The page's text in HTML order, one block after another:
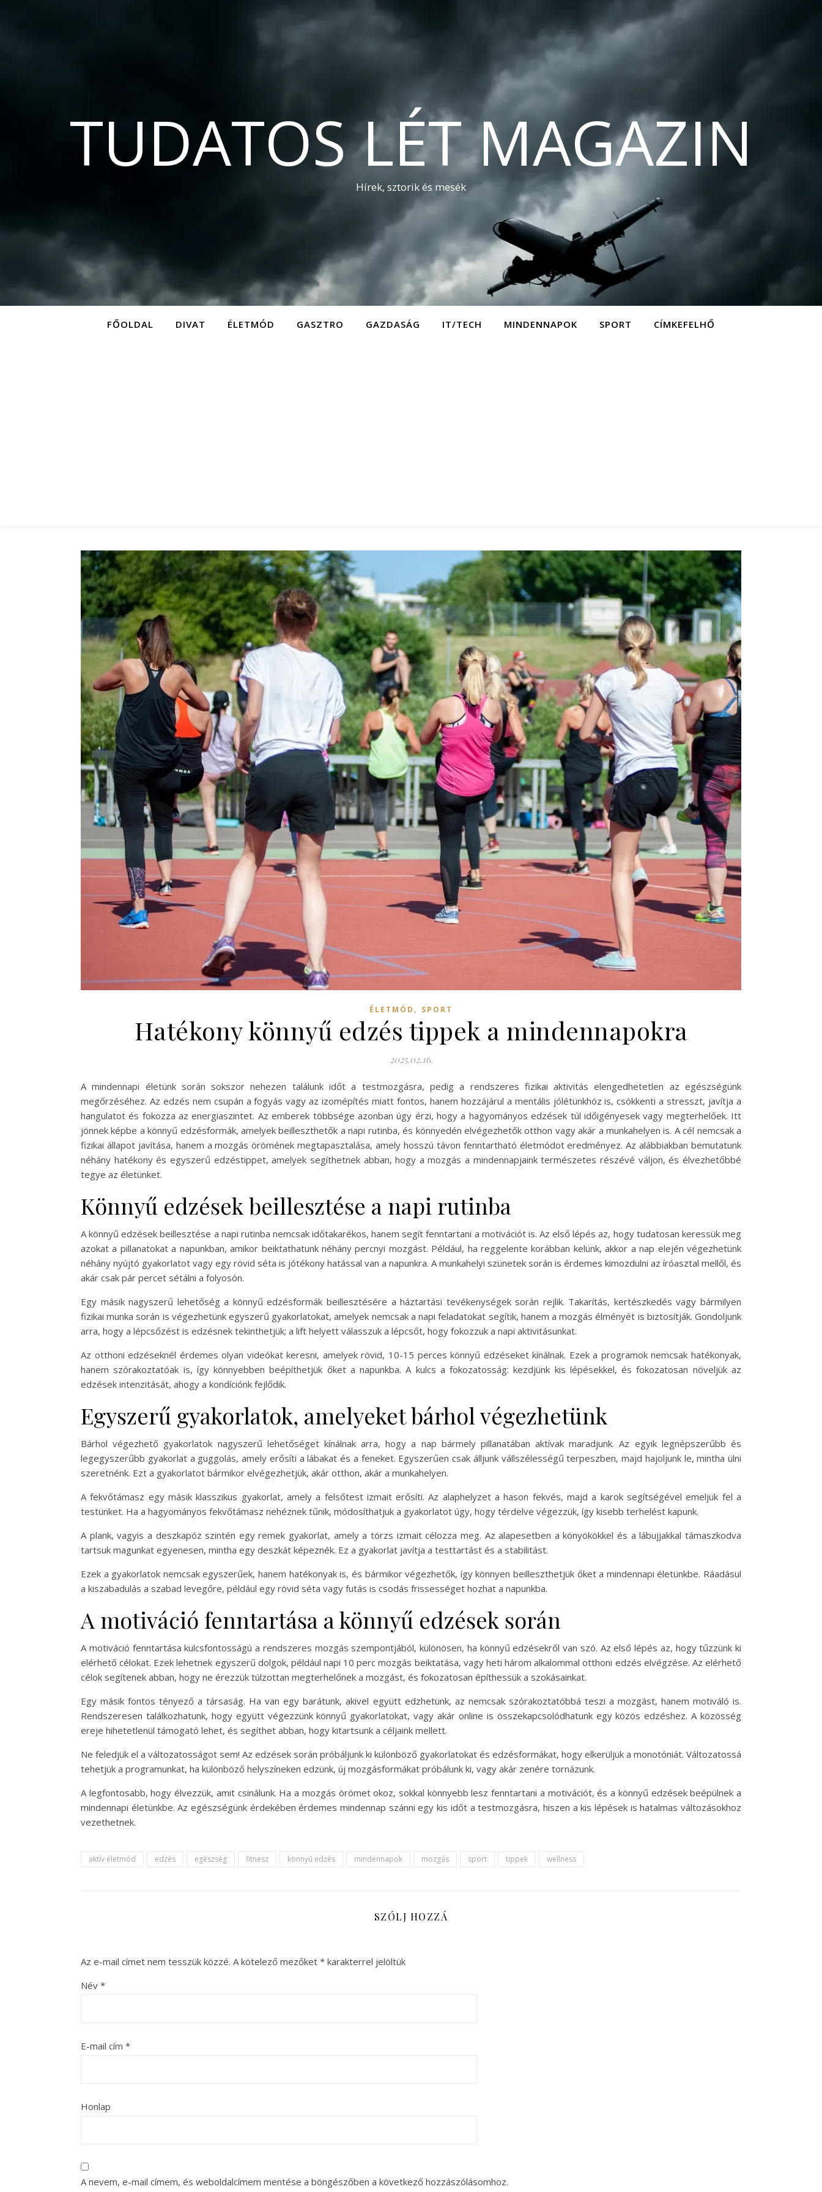
TUDATOS LÉT MAGAZIN
Hírek, sztorik és mesék
FŐOLDAL DIVAT ÉLETMÓD GASZTRO GAZDASÁG IT/TECH MINDENNAPOK SPORT CÍMKEFELHŐ
ÉLETMÓD , SPORT
Hatékony könnyű edzés tippek a mindennapokra
2025.02.16.
A mindennapi életünk során sokszor nehezen találunk időt a testmozgásra, pedig a rendszeres fizikai aktivitás elengedhetetlen az egészségünk
megőrzéséhez. Az edzés nem csupán a fogyás vagy az izomépítés miatt fontos, hanem hozzájárul a mentális jólétünkhöz is, csökkenti a stresszt, javítja a
hangulatot és fokozza az energiaszintet. Az emberek többsége azonban úgy érzi, hogy a hagyományos edzések túl időigényesek vagy megterhelőek. Itt
jönnek képbe a könnyű edzésformák, amelyek beilleszthetők a napi rutinba, és könnyedén elvégezhetők otthon vagy akár a munkahelyen is. A cél nemcsak a
fizikai állapot javítása, hanem a mozgás örömének megtapasztalása, amely hosszú távon fenntartható életmódot eredményez. Az alábbiakban bemutatunk
néhány hatékony és egyszerű edzéstippet, amelyek segíthetnek abban, hogy a mozgás a mindennapjaink természetes részévé váljon, és élvezhetőbbé
tegye az életünket.
Könnyű edzések beillesztése a napi rutinba
A könnyű edzések beillesztése a napi rutinba nemcsak időtakarékos, hanem segít fenntartani a motivációt is. Az első lépés az, hogy tudatosan keressük meg
azokat a pillanatokat a napunkban, amikor beiktathatunk néhány percnyi mozgást. Például, ha reggelente korábban kelünk, akkor a nap elején végezhetünk
néhány nyújtó gyakorlatot vagy egy rövid séta is jótékony hatással van a napunkra. A munkahelyi szünetek során is érdemes kimozdulni az íróasztal mellől, és
akár csak pár percet sétálni a folyosón.
Egy másik nagyszerű lehetőség a könnyű edzésformák beillesztésére a háztartási tevékenységek során rejlik. Takarítás, kertészkedés vagy bármilyen
fizikai munka során is végezhetünk egyszerű gyakorlatokat, amelyek nemcsak a napi feladatokat segítik, hanem a mozgás élményét is biztosítják. Gondoljunk
arra, hogy a lépcsőzést is edzésnek tekinthetjük; a lift helyett válasszuk a lépcsőt, hogy fokozzuk a napi aktivitásunkat.
Az otthoni edzéseknél érdemes olyan videókat keresni, amelyek rövid, 10-15 perces könnyű edzéseket kínálnak. Ezek a programok nemcsak hatékonyak,
hanem szórakoztatóak is, így könnyebben beépíthetjük őket a napunkba. A kulcs a fokozatosság: kezdjünk kis lépésekkel, és fokozatosan növeljük az
edzések intenzitását, ahogy a kondíciónk fejlődik.
Egyszerű gyakorlatok, amelyeket bárhol végezhetünk
Bárhol végezhető gyakorlatok nagyszerű lehetőséget kínálnak arra, hogy a nap bármely pillanatában aktívak maradjunk. Az egyik legnépszerűbb és
legegyszerűbb gyakorlat a guggolás, amely erősíti a lábakat és a feneket. Egyszerűen csak álljunk vállszélességű terpeszben, majd hajoljunk le, mintha ülni
szeretnénk. Ezt a gyakorlatot bármikor elvégezhetjük, akár otthon, akár a munkahelyen.
A fekvőtámasz egy másik klasszikus gyakorlat, amely a felsőtest izmait erősíti. Az alaphelyzet a hason fekvés, majd a karok segítségével emeljük fel a
testünket. Ha a hagyományos fekvőtámasz nehéznek tűnik, módosíthatjuk a gyakorlatot úgy, hogy térdelve végezzük, így kisebb terhelést kapunk.
A plank, vagyis a deszkapóz szintén egy remek gyakorlat, amely a törzs izmait célozza meg. Az alapesetben a könyökökkel és a lábujjakkal támaszkodva
tartsuk magunkat egyenesen, mintha egy deszkát képeznék. Ez a gyakorlat javítja a testtartást és a stabilitást.
Ezek a gyakorlatok nemcsak egyszerűek, hanem hatékonyak is, és bármikor végezhetők, így könnyen beilleszthetjük őket a mindennapi életünkbe. Ráadásul
a kiszabadulás a szabad levegőre, például egy rövid séta vagy futás is csodás frissességet hozhat a napunkba.
A motiváció fenntartása a könnyű edzések során
A motiváció fenntartása kulcsfontosságú a rendszeres mozgás szempontjából, különösen, ha könnyű edzésekről van szó. Az első lépés az, hogy tűzzünk ki
elérhető célokat. Ezek lehetnek egyszerű dolgok, például napi 10 perc mozgás beiktatása, vagy heti három alkalommal otthoni edzés elvégzése. Az elérhető
célok segítenek abban, hogy ne érezzük túlzottan megterhelőnek a mozgást, és fokozatosan építhessük a szokásainkat.
Egy másik fontos tényező a társaság. Ha van egy barátunk, akivel együtt edzhetünk, az nemcsak szórakoztatóbbá teszi a mozgást, hanem motiváló is.
Rendszeresen találkozhatunk, hogy együtt végezzünk könnyű gyakorlatokat, vagy akár online is összekapcsolódhatunk egy közös edzéshez. A közösség
ereje hihetetlenül támogató lehet, és segíthet abban, hogy kitartsunk a céljaink mellett.
Ne feledjük el a változatosságot sem! Az edzések során próbáljunk ki különböző gyakorlatokat és edzésformákat, hogy elkerüljük a monotóniát. Változatossá
tehetjük a programunkat, ha különböző helyszíneken edzünk, új mozgásformákat próbálunk ki, vagy akár zenére tornázunk.
A legfontosabb, hogy élvezzük, amit csinálunk. Ha a mozgás örömet okoz, sokkal könnyebb lesz fenntartani a motivációt, és a könnyű edzések beépülnek a
mindennapi életünkbe. Az egészségünk érdekében érdemes mindennap szánni egy kis időt a testmozgásra, hiszen a kis lépések is hatalmas változásokhoz
vezethetnek.
aktív életmód edzés egészség fitnesz könnyű edzés mindennapok mozgás sport tippek wellness
SZÓLJ HOZZÁ
Az e-mail címet nem tesszük közzé. A kötelező mezőket * karakterrel jelöltük
Név *
E-mail cím *
Honlap
A nevem, e-mail címem, és weboldalcímem mentése a böngészőben a következő hozzászólásomhoz.